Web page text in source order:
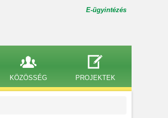
E-ügyintézés
KÖZÖSSÉG PROJEKTEK